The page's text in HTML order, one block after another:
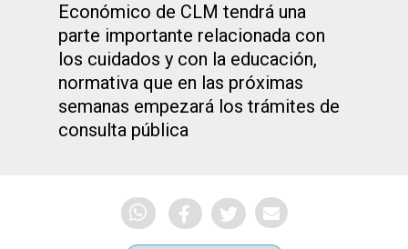
Económico de CLM tendrá una
parte importante relacionada con
los cuidados y con la educación,
normativa que en las próximas
semanas empezará los trámites de
consulta pública